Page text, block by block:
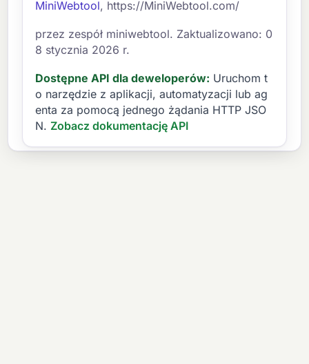
MiniWebtool, https://MiniWebtool.com/
przez zespół miniwebtool. Zaktualizowano: 0
8 stycznia 2026 r.
Dostępne API dla deweloperów: Uruchom t
o narzędzie z aplikacji, automatyzacji lub ag
enta za pomocą jednego żądania HTTP JSO
N. Zobacz dokumentację API